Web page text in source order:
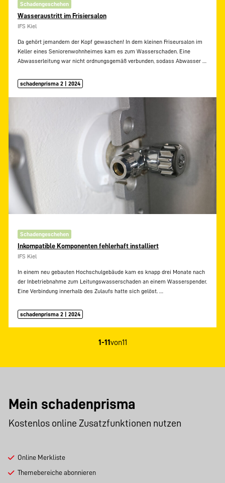
Schadengeschehen
Wasseraustritt im Frisiersalon
IFS Kiel
Da gehört jemandem der Kopf gewaschen! In dem kleinen Friseursalon im
Keller eines Seniorenwohnheimes kam es zum Wasserschaden. Eine
Abwasserleitung war nicht ordnungsgemäß verbunden, sodass Abwasser
schadenprisma 2 | 2024
Schadengeschehen
Inkompatible Komponenten fehlerhaft installiert
IFS Kiel
In einem neu gebauten Hochschulgebäude kam es knapp drei Monate nach
der Inbetriebnahme zum Leitungswasserschaden an einem Wasserspender.
Eine Verbindung innerhalb des Zulaufs hatte sich gelöst.
schadenprisma 2 | 2024
1-11von11
Mein schadenprisma
Kostenlos online Zusatzfunktionen nutzen
Online Merkliste
Themebereiche abonnieren